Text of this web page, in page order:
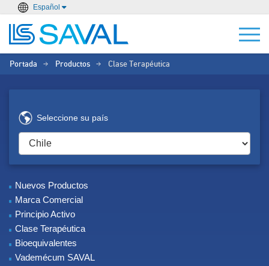
Español
Portada > Productos > Clase Terapéutica
Seleccione su país
Nuevos Productos
Marca Comercial
Principio Activo
Clase Terapéutica
Bioequivalentes
Vademécum SAVAL